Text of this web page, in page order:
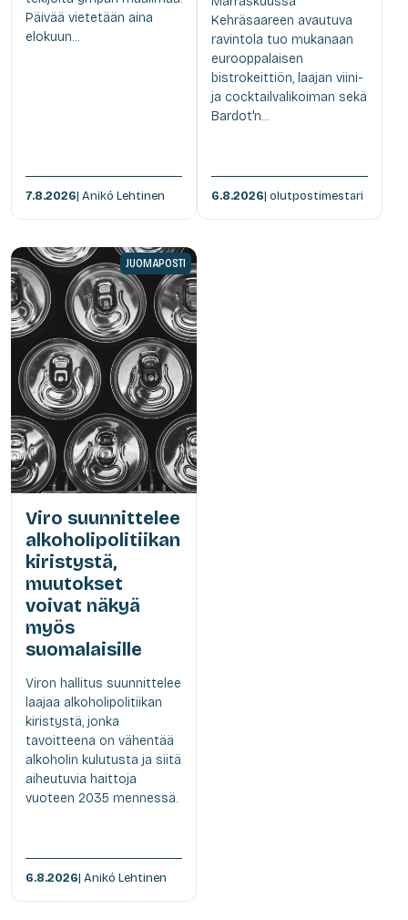
Päivää vietetään aina
elokuun...
7.8.2026| Anikó Lehtinen
Kehräsaareen avautuva
ravintola tuo mukanaan
eurooppalaisen
bistrokeittiön, laajan viini-
ja cocktailvalikoiman sekä
Bardot'n...
6.8.2026| olutpostimestari
JUOMAPOSTI
Viro suunnittelee
alkoholipolitiikan
kiristystä,
muutokset
voivat näkyä
myös
suomalaisille
Viron hallitus suunnittelee
laajaa alkoholipolitiikan
kiristystä, jonka
tavoitteena on vähentää
alkoholin kulutusta ja siitä
aiheutuvia haittoja
vuoteen 2035 mennessä.
6.8.2026| Anikó Lehtinen